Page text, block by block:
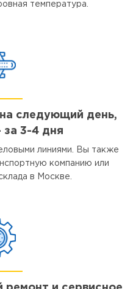
температура.
следующий день,
за 3-4 дня
линиями. Вы также
компанию или
в Москве.